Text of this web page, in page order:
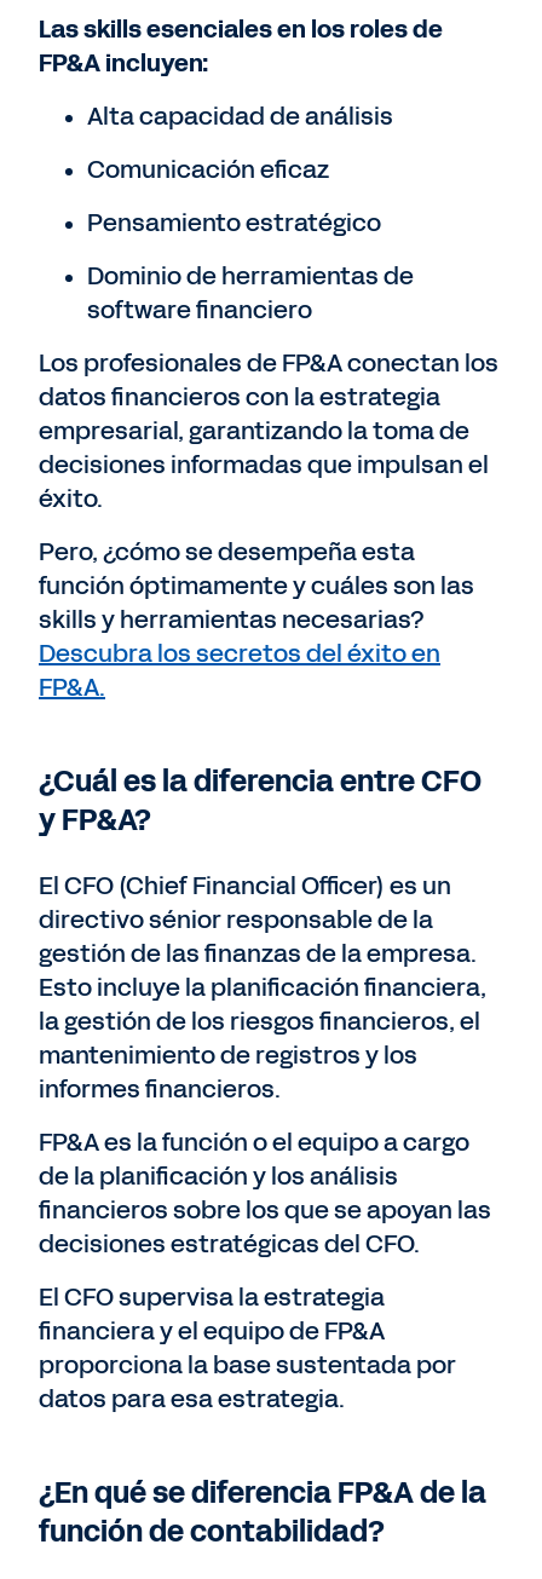
Las skills esenciales en los roles de
FP&A incluyen:
Alta capacidad de análisis
Comunicación eficaz
Pensamiento estratégico
Dominio de herramientas de
software financiero
Los profesionales de FP&A conectan los
datos financieros con la estrategia
empresarial, garantizando la toma de
decisiones informadas que impulsan el
éxito.
Pero, ¿cómo se desempeña esta
función óptimamente y cuáles son las
skills y herramientas necesarias?
Descubra los secretos del éxito en
FP&A.
¿Cuál es la diferencia entre CFO
y FP&A?
El CFO (Chief Financial Officer) es un
directivo sénior responsable de la
gestión de las finanzas de la empresa.
Esto incluye la planificación financiera,
la gestión de los riesgos financieros, el
mantenimiento de registros y los
informes financieros.
FP&A es la función o el equipo a cargo
de la planificación y los análisis
financieros sobre los que se apoyan las
decisiones estratégicas del CFO.
El CFO supervisa la estrategia
financiera y el equipo de FP&A
proporciona la base sustentada por
datos para esa estrategia.
¿En qué se diferencia FP&A de la
función de contabilidad?